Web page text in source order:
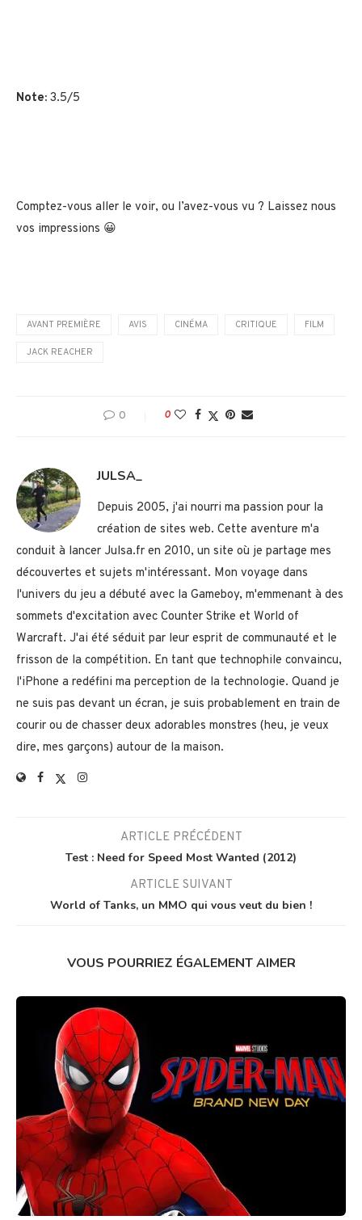
Note: 3.5/5
Comptez-vous aller le voir, ou l’avez-vous vu ? Laissez nous
vos impressions 😀
AVANT PREMIÈRE AVIS CINÉMA CRITIQUE FILM
JACK REACHER
0 0
JULSA_
Depuis 2005, j'ai nourri ma passion pour la
création de sites web. Cette aventure m'a
conduit à lancer Julsa.fr en 2010, un site où je partage mes
découvertes et sujets m'intéressant. Mon voyage dans
l'univers du jeu a débuté avec la Gameboy, m'emmenant à des
sommets d'excitation avec Counter Strike et World of
Warcraft. J'ai été séduit par leur esprit de communauté et le
frisson de la compétition. En tant que technophile convaincu,
l'iPhone a redéfini ma perception de la technologie. Quand je
ne suis pas devant un écran, je suis probablement en train de
courir ou de chasser deux adorables monstres (heu, je veux
dire, mes garçons) autour de la maison.
ARTICLE PRÉCÉDENT
Test : Need for Speed Most Wanted (2012)
ARTICLE SUIVANT
World of Tanks, un MMO qui vous veut du bien !
VOUS POURRIEZ ÉGALEMENT AIMER